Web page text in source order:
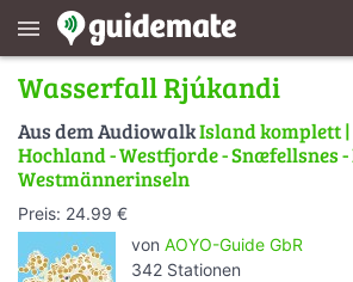
menu
Wasserfall Rjúkandi
Aus dem AudiowalkIsland komplett
Hochland - Westfjorde - Snæfellsnes -
Westmännerinseln
Preis: 24.99 €
von AOYO-Guide GbR
342 Stationen